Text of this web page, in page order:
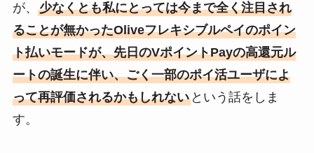
が、 少なくとも私にとっては今まで全く注目され
ることが無かったOliveフレキシブルペイのポイン
ト払いモードが、先日のVポイントPayの高還元ル
ートの誕生に伴い、ごく一部のポイ活ユーザによ
って再評価されるかもしれないという話をしま
す。